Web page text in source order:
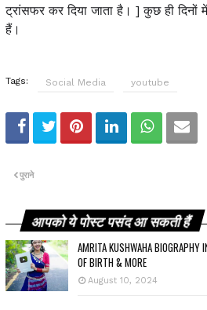
ट्रांसफर कर दिया जाता है। ] कुछ ही
हैं।
Tags: Social Media youtube
पुराने
आपको ये पोस्ट पसंद आ सकती हैं
AMRITA KUSHWAHA BIOGRAPHY
OF BIRTH & MORE
August 10, 2024